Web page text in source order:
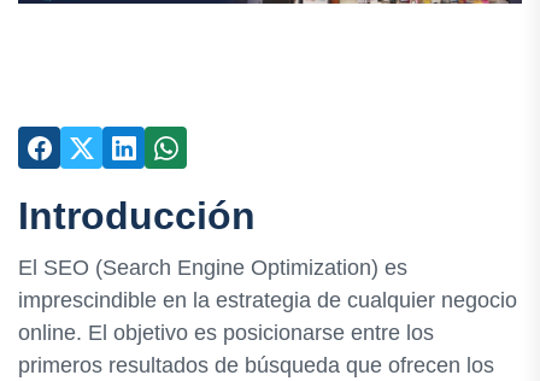
Introducción
El SEO (Search Engine Optimization) es
imprescindible en la estrategia de cualquier negocio
online. El objetivo es posicionarse entre los
primeros resultados de búsqueda que ofrecen los